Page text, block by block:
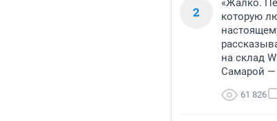
2
«Жалко.
которую
на склад
Самарой —
61 826